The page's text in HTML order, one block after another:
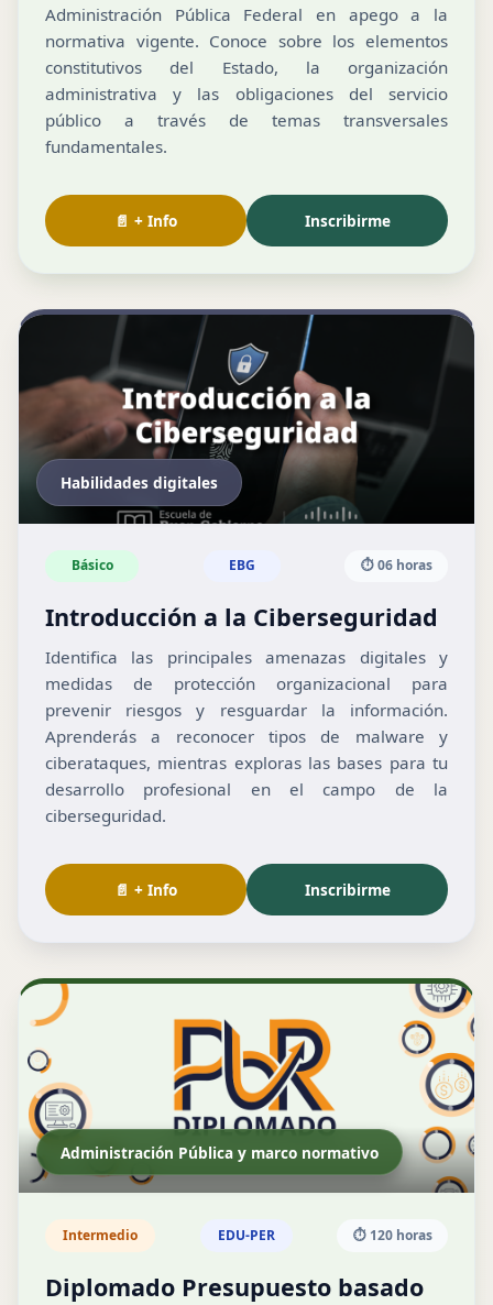
Administración Pública Federal en apego a la
normativa vigente. Conoce sobre los elementos
constitutivos del Estado, la organización
administrativa y las obligaciones del servicio
público a través de temas transversales
fundamentales.
📄 + Info Inscribirme
Habilidades digitales
Básico EBG ⏱️ 06 horas
Introducción a la Ciberseguridad
Identifica las principales amenazas digitales y
medidas de protección organizacional para
prevenir riesgos y resguardar la información.
Aprenderás a reconocer tipos de malware y
ciberataques, mientras exploras las bases para tu
desarrollo profesional en el campo de la
ciberseguridad.
📄 + Info Inscribirme
Administración Pública y marco normativo
Intermedio EDU-PER ⏱️ 120 horas
Diplomado Presupuesto basado